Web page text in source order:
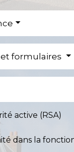
formulaires
active (RSA)
dans la